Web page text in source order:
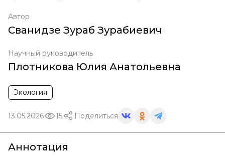
Автор
Сванидзе Зураб Зурабиевич
Научный руководитель
Плотникова Юлия Анатольевна
Экология
13.05.2026 15 Поделиться
Аннотация